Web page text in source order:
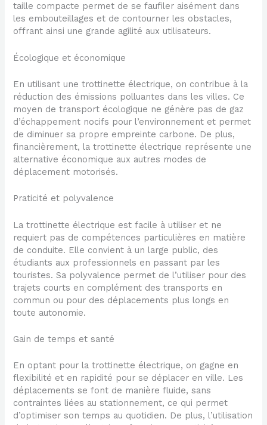
taille compacte permet de se faufiler aisément dans
les embouteillages et de contourner les obstacles,
offrant ainsi une grande agilité aux utilisateurs.
Écologique et économique
En utilisant une trottinette électrique, on contribue à la
réduction des émissions polluantes dans les villes. Ce
moyen de transport écologique ne génère pas de gaz
d’échappement nocifs pour l’environnement et permet
de diminuer sa propre empreinte carbone. De plus,
financièrement, la trottinette électrique représente une
alternative économique aux autres modes de
déplacement motorisés.
Praticité et polyvalence
La trottinette électrique est facile à utiliser et ne
requiert pas de compétences particulières en matière
de conduite. Elle convient à un large public, des
étudiants aux professionnels en passant par les
touristes. Sa polyvalence permet de l’utiliser pour des
trajets courts en complément des transports en
commun ou pour des déplacements plus longs en
toute autonomie.
Gain de temps et santé
En optant pour la trottinette électrique, on gagne en
flexibilité et en rapidité pour se déplacer en ville. Les
déplacements se font de manière fluide, sans
contraintes liées au stationnement, ce qui permet
d’optimiser son temps au quotidien. De plus, l’utilisation